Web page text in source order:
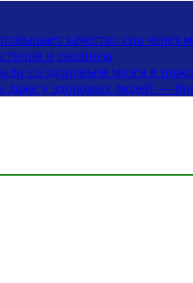
качество сна через
и сколиоза
со здоровьем мозга в
даже у здоровых людей —